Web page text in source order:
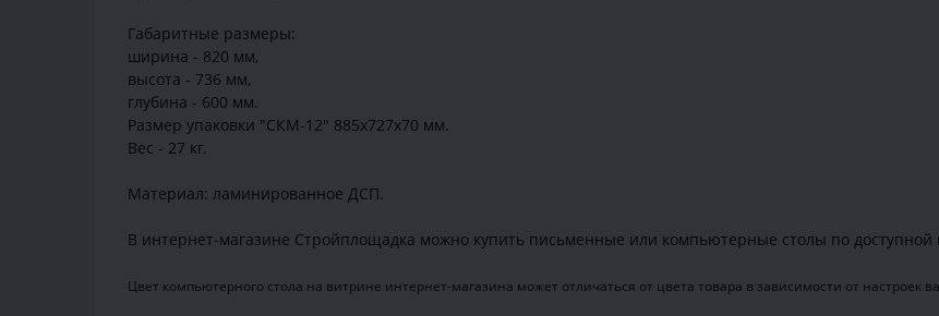
Габаритные размеры:
ширина - 820 мм,
высота - 736 мм,
глубина - 600 мм.
Размер упаковки "СКМ-12" 885х727х70 мм.
Вес - 27 кг.
Материал: ламинированное ДСП.
В интернет-магазине Стройплощадка можно купить письменные или компьютерные столы по доступной
Цвет компьютерного стола на витрине интернет-магазина может отличаться от цвета товара в зависимости от настроек